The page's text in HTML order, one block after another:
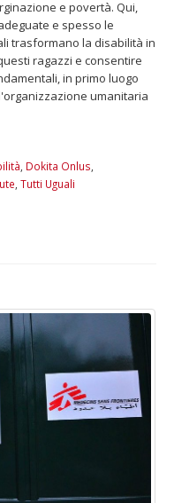
e povertà. Qui,
e spesso le
trasformano la disabilità in
ragazzi e consentire
in primo luogo
umanitaria
Dokita Onlus
Tutti Uguali